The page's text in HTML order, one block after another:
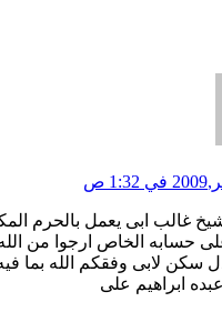
حسابه الخاص ارجوا من
لابى وفقكم الله بما فيه
ابراهيم على